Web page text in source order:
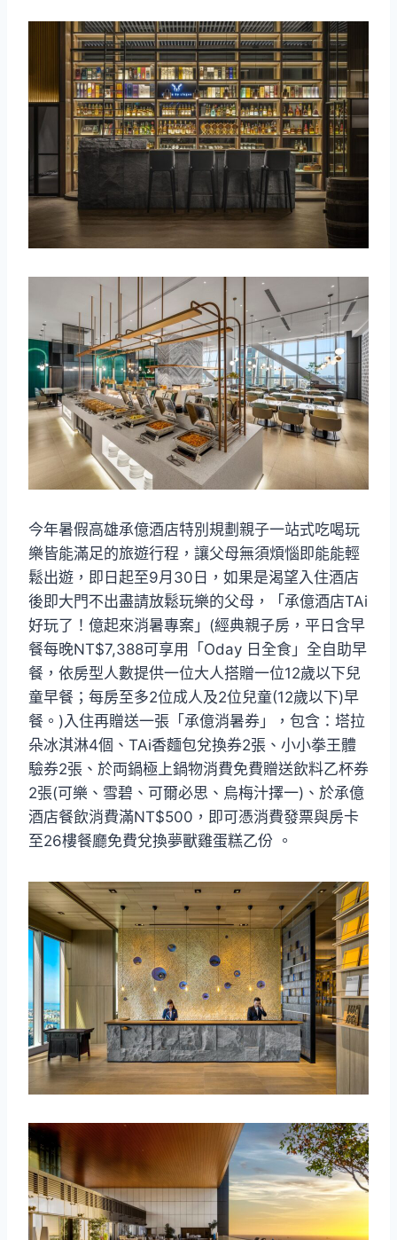
今年暑假高雄承億酒店特別規劃親子一站式吃喝玩
樂皆能滿足的旅遊行程，讓父母無須煩惱即能能輕
鬆出遊，即日起至9月30日，如果是渴望入住酒店
後即大門不出盡請放鬆玩樂的父母，「承億酒店TAi
好玩了！億起來消暑專案」(經典親子房，平日含早
餐每晚NT$7,388可享用「Oday 日全食」全自助早
餐，依房型人數提供一位大人搭贈一位12歲以下兒
童早餐；每房至多2位成人及2位兒童(12歲以下)早
餐。)入住再贈送一張「承億消暑券」，包含：塔拉
朵冰淇淋4個、TAi香麵包兌換券2張、小小拳王體
驗券2張、於両鍋極上鍋物消費免費贈送飲料乙杯券
2張(可樂、雪碧、可爾必思、烏梅汁擇一)、於承億
酒店餐飲消費滿NT$500，即可憑消費發票與房卡
至26樓餐廳免費兌換夢獸雞蛋糕乙份 。